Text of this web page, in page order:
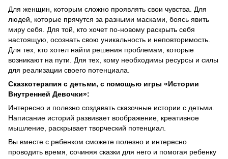
Для женщин, которым сложно проявлять свои чувства. Для
людей, которые прячутся за разными масками, боясь явить
миру себя. Для той, кто хочет по-новому раскрыть себя
настоящую, осознать свою уникальность и неповторимость.
Для тех, кто хотел найти решения проблемам, которые
возникают на пути. Для тех, кому необходимы ресурсы и силы
для реализации своего потенциала.
Сказкотерапия с детьми, с помощью игры «Истории
Внутренней Девочки»:
Интересно и полезно создавать сказочные истории с детьми.
Написание историй развивает воображение, креативное
мышление, раскрывает творческий потенциал.
Вы вместе с ребенком сможете полезно и интересно
проводить время, сочиняя сказки для него и помогая ребенку